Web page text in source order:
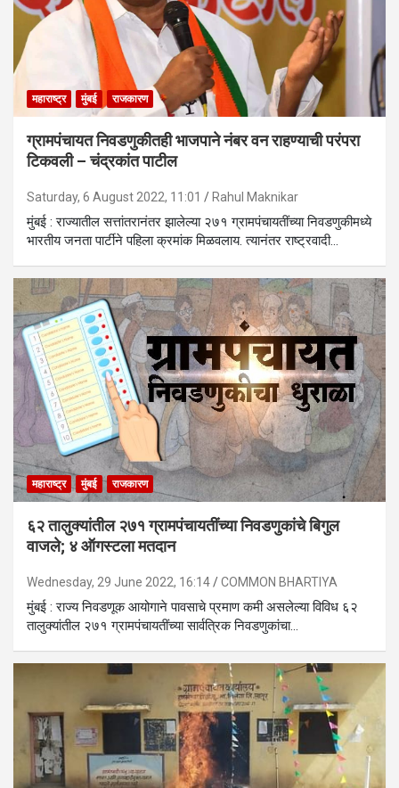
महाराष्ट्र मुंबई राजकारण
ग्रामपंचायत निवडणुकीतही भाजपाने नंबर वन राहण्याची परंपरा
टिकवली – चंद्रकांत पाटील
Saturday, 6 August 2022, 11:01 Rahul Maknikar
मुंबई : राज्यातील सत्तांतरानंतर झालेल्या २७१ ग्रामपंचायतींच्या निवडणुकीमध्ये
भारतीय जनता पार्टीने पहिला क्रमांक मिळवलाय. त्यानंतर राष्ट्रवादी…
महाराष्ट्र मुंबई राजकारण
६२ तालुक्यांतील २७१ ग्रामपंचायतींच्या निवडणुकांचे बिगुल
वाजले; ४ ऑगस्टला मतदान
Wednesday, 29 June 2022, 16:14 COMMON BHARTIYA
मुंबई : राज्य निवडणूक आयोगाने पावसाचे प्रमाण कमी असलेल्या विविध ६२
तालुक्यांतील २७१ ग्रामपंचायतींच्या सार्वत्रिक निवडणुकांचा…